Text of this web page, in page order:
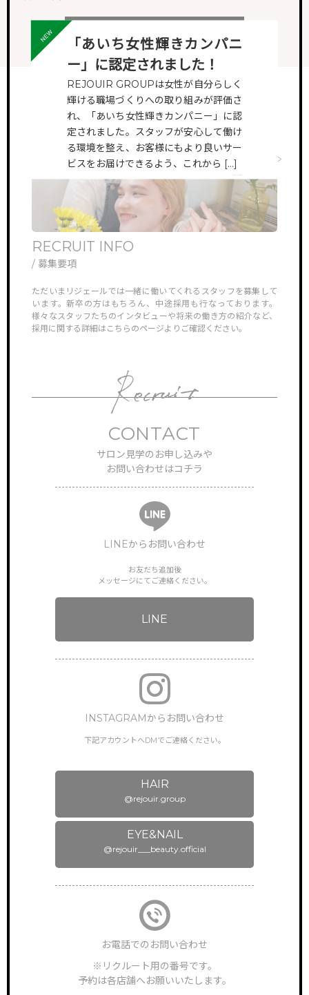
サイトトップ
FEATURE 特徴・働き方
STAFF VOICE スタッフの声
BRAND SALON サロン一覧
NEWS & TOPICS 新着情報
公式インスタグラム
ONLINEGUIDANCE オンライン見学
COMPANY 会社概要
CONTACT お問い合わせ
「あいち女性輝きカンパニ
ー」に認定されました！
REJOUIR GROUPは女性が自分らしく
輝ける職場づくりへの取り組みが評価さ
れ、「あいち女性輝きカンパニー」に認
定されました。スタッフが安心して働け
る環境を整え、お客様にもより良いサー
ビスをお届けできるよう、これから […]
VIEW MORE
ALL VIEW
RECRUIT INFO
/ 募集要項
ただいまリジェールでは一緒に働いてくれるスタッフを募集して
います。新卒の方はもちろん、中途採用も行なっております。
様々なスタッフたちのインタビューや将来の働き方の紹介など、
採用に関する詳細はこちらのページよりご確認ください。
CONTACT
サロン見学のお申し込みや
お問い合わせはコチラ
LINEからお問い合わせ
お友だち追加後
メッセージにてご連絡ください。
LINE
INSTAGRAMからお問い合わせ
下記アカウントへDMでご連絡ください。
HAIR
@rejouir.group
EYE&NAIL
@rejouir___beauty.official
お電話でのお問い合わせ
※リクルート用の番号です。
予約は各店舗へお願いいたします。